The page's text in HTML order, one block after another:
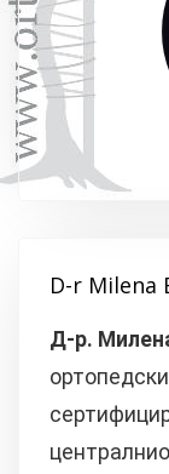
D-r Milena
Д-р.